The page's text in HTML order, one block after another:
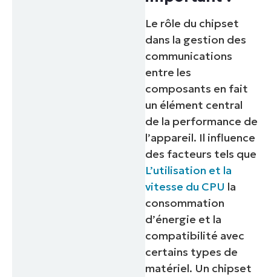
Le rôle du chipset
dans la gestion des
communications
entre les
composants en fait
un élément central
de la performance de
l’appareil. Il influence
des facteurs tels que
L’utilisation et la
vitesse du CPU la
consommation
d’énergie et la
compatibilité avec
certains types de
matériel. Un chipset